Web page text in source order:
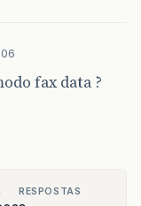
fax data ?
RESPOSTAS